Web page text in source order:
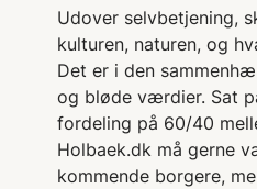
Udover selvbetjening,
kulturen, naturen, og
Det er i den
og bløde værdier. Sat
fordeling på 60/40
Holbaek.dk må gerne
kommende borgere,